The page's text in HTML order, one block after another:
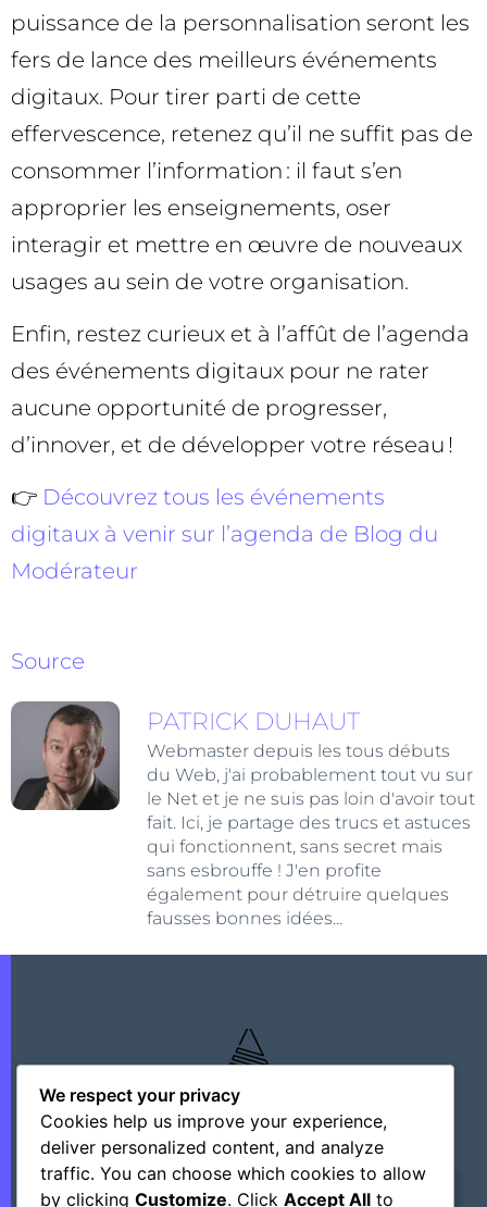
puissance de la personnalisation seront les
fers de lance des meilleurs événements
digitaux. Pour tirer parti de cette
effervescence, retenez qu’il ne suffit pas de
consommer l’information : il faut s’en
approprier les enseignements, oser
interagir et mettre en œuvre de nouveaux
usages au sein de votre organisation.
Enfin, restez curieux et à l’affût de l’agenda
des événements digitaux pour ne rater
aucune opportunité de progresser,
d’innover, et de développer votre réseau !
👉 Découvrez tous les événements
digitaux à venir sur l’agenda de Blog du
Modérateur
Source
PATRICK DUHAUT
Webmaster depuis les tous débuts
du Web, j'ai probablement tout vu sur
le Net et je ne suis pas loin d'avoir tout
fait. Ici, je partage des trucs et astuces
qui fonctionnent, sans secret mais
sans esbrouffe ! J'en profite
également pour détruire quelques
fausses bonnes idées...
We respect your privacy
Cookies help us improve your experience,
deliver personalized content, and analyze
traffic. You can choose which cookies to allow
by clicking Customize. Click Accept All to